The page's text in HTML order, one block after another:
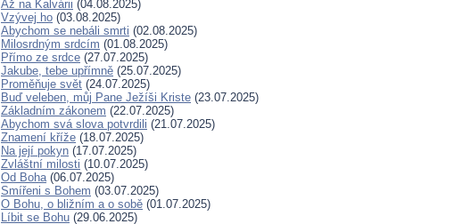
Až na Kalvárii (04.08.2025)
Vzývej ho (03.08.2025)
Abychom se nebáli smrti (02.08.2025)
Milosrdným srdcím (01.08.2025)
Přímo ze srdce (27.07.2025)
Jakube, tebe upřímně (25.07.2025)
Proměňuje svět (24.07.2025)
Buď veleben, můj Pane Ježíši Kriste (23.07.2025)
Základním zákonem (22.07.2025)
Abychom svá slova potvrdili (21.07.2025)
Znamení kříže (18.07.2025)
Na její pokyn (17.07.2025)
Zvláštní milosti (10.07.2025)
Od Boha(06.07.2025)
Smířeni s Bohem (03.07.2025)
O Bohu, o bližním a o sobě (01.07.2025)
Líbit se Bohu (29.06.2025)